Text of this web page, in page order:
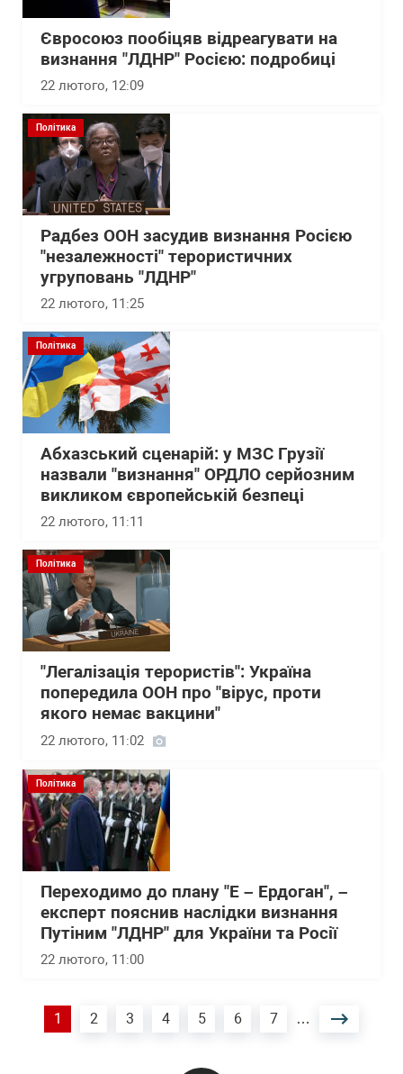
Євросоюз пообіцяв відреагувати на
визнання "ЛДНР" Росією: подробиці
22 лютого, 12:09
Політика
Радбез ООН засудив визнання Росією
"незалежності" терористичних
угруповань "ЛДНР"
22 лютого, 11:25
Політика
Абхазський сценарій: у МЗС Грузії
назвали "визнання" ОРДЛО серйозним
викликом європейській безпеці
22 лютого, 11:11
Політика
"Легалізація терористів": Україна
попередила ООН про "вірус, проти
якого немає вакцини"
22 лютого, 11:02
Політика
Переходимо до плану "Е – Ердоган", –
експерт пояснив наслідки визнання
Путіним "ЛДНР" для України та Росії
22 лютого, 11:00
РозбивкаПоточна
1 Сторінка
2 Сторінка
3 Сторінка
4 Сторінка
5 Сторінка
6 Сторінка
7 …